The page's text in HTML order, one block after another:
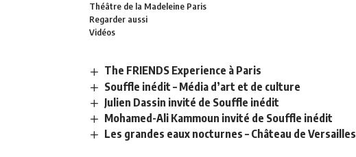
Théâtre de la Madeleine Paris
Regarder aussi
Vidéos
The FRIENDS Experience à Paris
Souffle inédit – Média d’art et de culture
Julien Dassin invité de Souffle inédit
Mohamed-Ali Kammoun invité de Souffle inédit
Les grandes eaux nocturnes – Château de Versailles